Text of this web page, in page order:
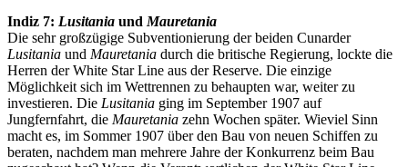
Indiz 7: Lusitania und Mauretania
Die sehr großzügige Subventionierung der beiden Cunarder
Lusitania und Mauretania durch die britische Regierung, lockte die
Herren der White Star Line aus der Reserve. Die einzige
Möglichkeit sich im Wettrennen zu behaupten war, weiter zu
investieren. Die Lusitania ging im September 1907 auf
Jungfernfahrt, die Mauretania zehn Wochen später. Wieviel Sinn
macht es, im Sommer 1907 über den Bau von neuen Schiffen zu
beraten, nachdem man mehrere Jahre der Konkurrenz beim Bau